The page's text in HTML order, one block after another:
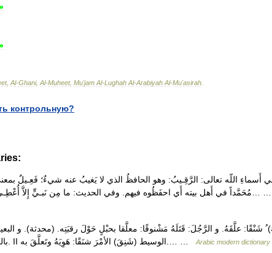
, Al-Ghani, Al-Muheet, Mu'jam Al-Lughah Al-Arabiyah Al-Mu'asirah
контрольную?
اللّه تعالى: الرَّقِـيبُ: وهو الحافظُ الذي لا يَغيبُ عنه شيءٌ؛ فَعِـيلٌ
Arabic modern dictionary